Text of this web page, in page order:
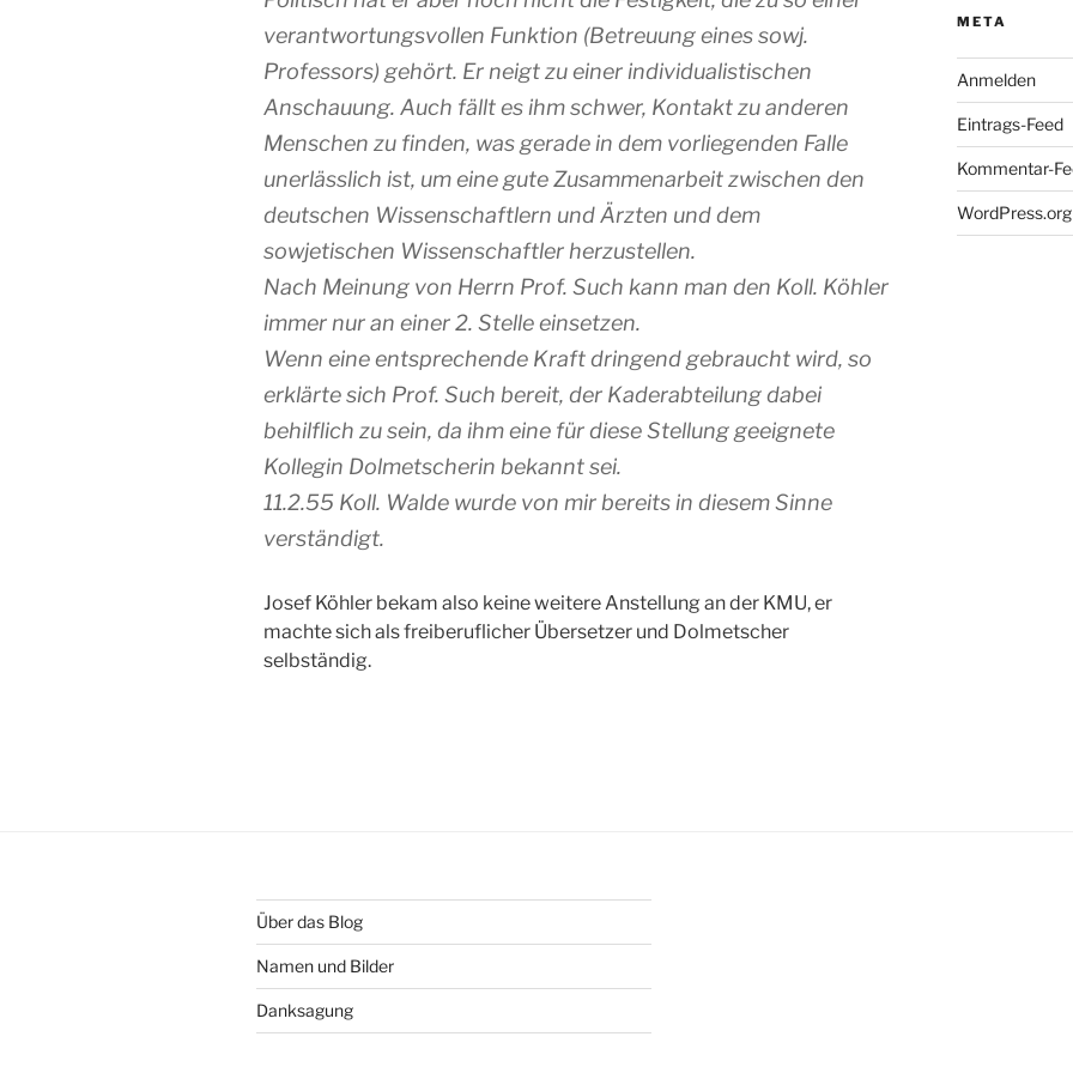
verantwortungsvollen Funktion (Betreuung eines sowj.
Professors) gehört. Er neigt zu einer individualistischen
Anschauung. Auch fällt es ihm schwer, Kontakt zu anderen
Menschen zu finden, was gerade in dem vorliegenden Falle
unerlässlich ist, um eine gute Zusammenarbeit zwischen den
deutschen Wissenschaftlern und Ärzten und dem
sowjetischen Wissenschaftler herzustellen.
Nach Meinung von Herrn Prof. Such kann man den Koll. Köhler
immer nur an einer 2. Stelle einsetzen.
Wenn eine entsprechende Kraft dringend gebraucht wird, so
erklärte sich Prof. Such bereit, der Kaderabteilung dabei
behilflich zu sein, da ihm eine für diese Stellung geeignete
Kollegin Dolmetscherin bekannt sei.
11.2.55 Koll. Walde wurde von mir bereits in diesem Sinne
verständigt.
Josef Köhler bekam also keine weitere Anstellung an der KMU, er
machte sich als freiberuflicher Übersetzer und Dolmetscher
selbständig.
META
Anmelden
Eintrags-Feed
Kommentar-
WordPress.org
Über das Blog
Namen und Bilder
Danksagung